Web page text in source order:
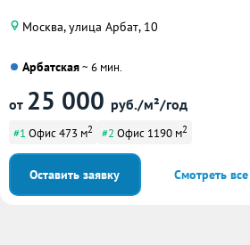
Москва, улица Арбат, 10
Арбатская~ 6 мин.
от 25 000 руб./м²/год
#1 Офис 473 м2 #2 Офис 1190 м2
Оставить заявку Смотреть все